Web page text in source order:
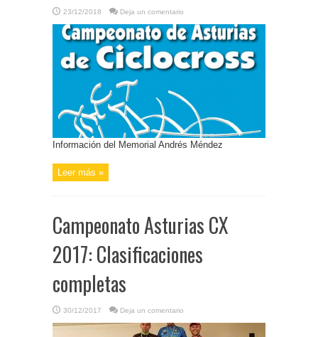
23/12/2018 Deja un comentario
Información del Memorial Andrés Méndez
Leer más »
Campeonato Asturias CX
2017: Clasificaciones
completas
30/12/2017 Deja un comentario